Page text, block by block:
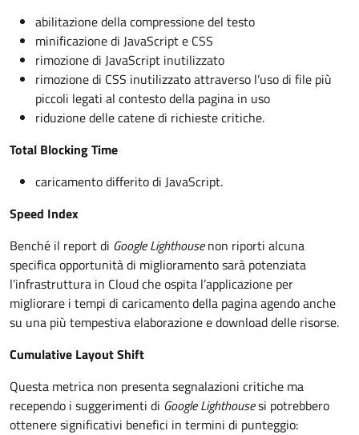
abilitazione della compressione del testo
minificazione di JavaScript e CSS
rimozione di JavaScript inutilizzato
rimozione di CSS inutilizzato attraverso l’uso di file più
piccoli legati al contesto della pagina in uso
riduzione delle catene di richieste critiche.
Total Blocking Time
caricamento differito di JavaScript.
Speed Index
Benché il report di Google Lighthousenon riporti alcuna
specifica opportunità di miglioramento sarà potenziata
l’infrastruttura in Cloud che ospita l’applicazione per
migliorare i tempi di caricamento della pagina agendo anche
su una più tempestiva elaborazione e download delle risorse.
Cumulative Layout Shift
Questa metrica non presenta segnalazioni critiche ma
recependo i suggerimenti di Google Lighthousesi potrebbero
ottenere significativi benefici in termini di punteggio: